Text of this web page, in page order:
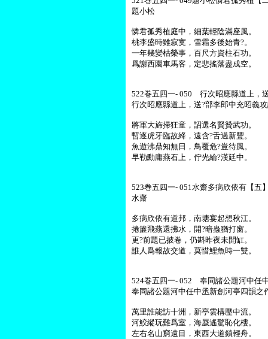
題小松
憐君孤秀植庭中，細葉輕陰滿座風。
桃李盛時雖寂寞，雪霜多後始青?。
一年幾變枯榮事，百尺方資柱石功。
爲謝西園車馬客，定悲搖落盡成空。
522巻五四一- 050 行次昭應縣道上
行次昭應縣道上，送?部李郎中充昭義
將軍大旆掃狂童，詔選名賢贊武功。
暫逐虎牙臨故絳，遠含?舌過新豐。
魚遊沸鼎知無日，鳥覆危?豈待風。
早勒勳庸燕石上，佇光綸?漢廷中。
523巻五四一- 051水齋多病欣依有【
水齋
多病欣依有道邦，南塘宴起想秋江。
捲簾飛燕還拂水，開?暗蟲猶打窗。
更?前題已披卷，仍斟昨夜未開缸。
誰人爲報故交道，莫惜鯉魚時一雙。
524巻五四一- 052 奉同諸公題河中
奉同諸公題河中任中丞新創河亭四韻之
萬里誰能訪十洲，新亭雲構壓中流。
河鮫縱玩難爲室，海蜃遙驚恥化樓。
左右名山窮遠目，東西大道鎖輕舟。